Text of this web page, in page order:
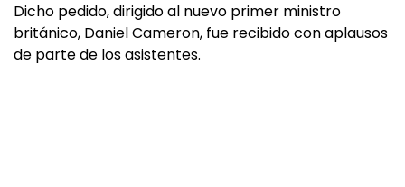
Dicho pedido, dirigido al nuevo primer ministro
británico, Daniel Cameron, fue recibido con aplausos
de parte de los asistentes.